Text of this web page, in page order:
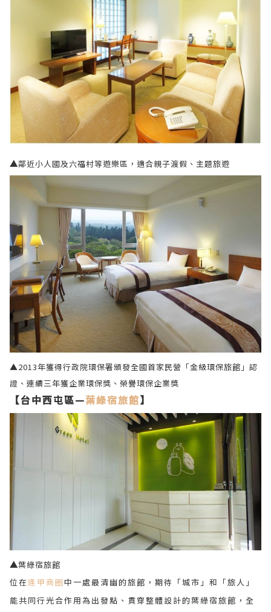
▲鄰近小人國及六福村等遊樂區，適合親子渡假、主題旅遊
▲2013年獲得行政院環保署頒發全國首家民營「金級環保旅館」認
證、連續三年獲企業環保獎、榮譽環保企業獎
【台中西屯區—葉綠宿旅館】
▲葉綠宿旅館
位在逢甲商圈中一處最清幽的旅館，期待「城市」和「旅人」
能共同行光合作用為出發點、貫穿整體設計的葉綠宿旅館，全